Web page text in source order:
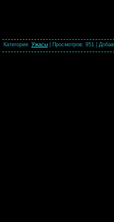
Категория: Ужасы Просмотров: 951 |